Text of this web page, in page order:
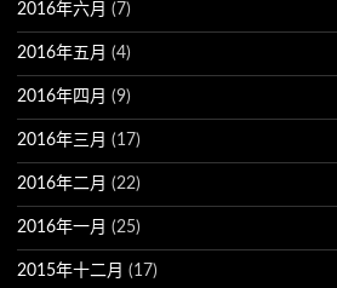
2016年六月 (7)
2016年五月 (4)
2016年四月 (9)
2016年三月 (17)
2016年二月 (22)
2016年一月 (25)
2015年十二月 (17)